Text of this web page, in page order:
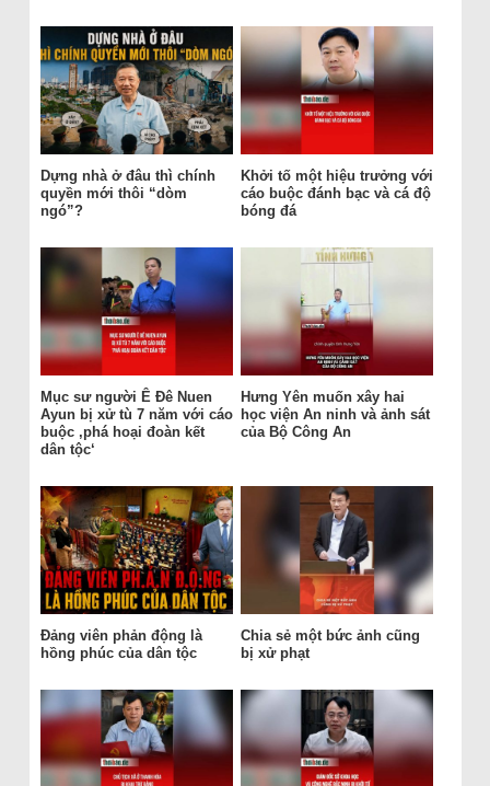
Dựng nhà ở đâu thì chính
quyền mới thôi “dòm
ngó”?
Khởi tố một hiệu trưởng với
cáo buộc đánh bạc và cá độ
bóng đá
Mục sư người Ê Đê Nuen
Ayun bị xử tù 7 năm với cáo
buộc ‚phá hoại đoàn kết
dân tộc‘
Hưng Yên muốn xây hai
học viện An ninh và ảnh sát
của Bộ Công An
Đảng viên phản động là
hồng phúc của dân tộc
Chia sẻ một bức ảnh cũng
bị xử phạt